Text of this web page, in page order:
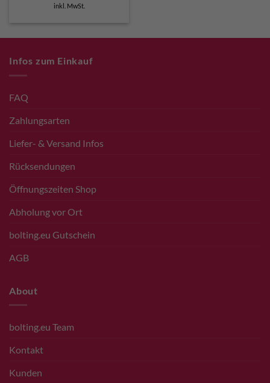
inkl. MwSt.
Infos zum Einkauf
FAQ
Zahlungsarten
Liefer- & Versand Infos
Rücksendungen
Öffnungszeiten Shop
Abholung vor Ort
bolting.eu Gutschein
AGB
About
bolting.eu Team
Kontakt
Kunden